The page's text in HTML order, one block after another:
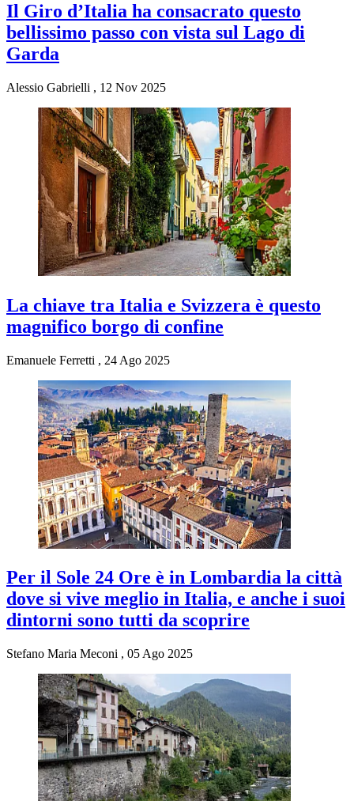
Il Giro d’Italia ha consacrato questo
bellissimo passo con vista sul Lago di
Garda
Alessio Gabrielli , 12 Nov 2025
La chiave tra Italia e Svizzera è questo
magnifico borgo di confine
Emanuele Ferretti , 24 Ago 2025
Per il Sole 24 Ore è in Lombardia la città
dove si vive meglio in Italia, e anche i suoi
dintorni sono tutti da scoprire
Stefano Maria Meconi , 05 Ago 2025